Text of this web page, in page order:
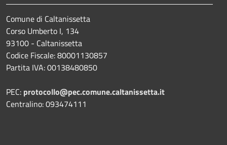
Comune di Caltanissetta
Corso Umberto I, 134
93100 - Caltanissetta
Codice Fiscale: 80001130857
Partita IVA: 00138480850
PEC: protocollo@pec.comune.caltanissetta.it
Centralino: 093474111